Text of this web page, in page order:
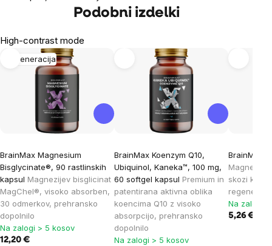
Podobni izdelki
High-contrast mode
Regeneracija
BrainMax Magnesium
Bisglycinate®, 90 rastlinskih
kapsul Magnezijev bisglicinat
MagChel®, visoko absorben,
30 odmerkov, prehransko
dopolnilo
Na zalogi > 5 kosov
12,20 €
BrainMax Koenzym Q10,
Ubiquinol, Kaneka™, 100 mg,
60 softgel kapsul Premium in
patentirana aktivna oblika
koencima Q10 z visoko
absorpcijo, prehransko
dopolnilo
Na zalogi > 5 kosov
BrainMax
Magnezij,
skozi kožo
Na zalogi
5,26 €